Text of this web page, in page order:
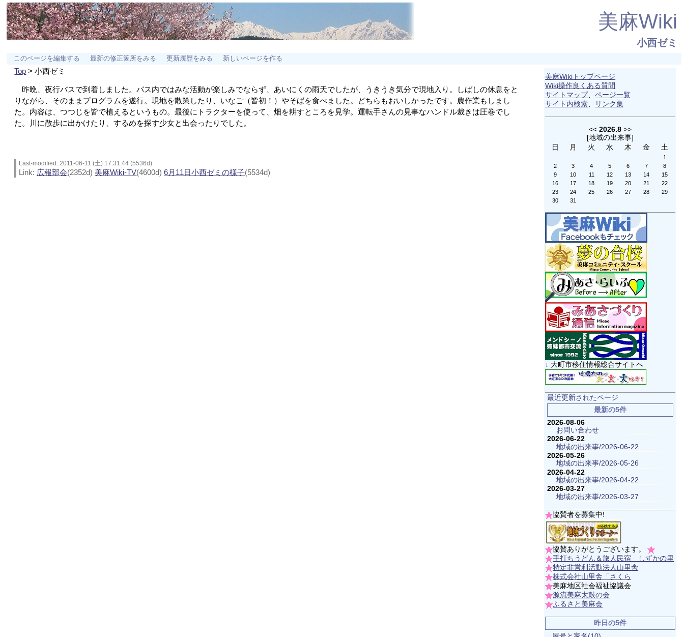
美麻Wiki
小西ゼミ
このページを編集する 最新の修正箇所をみる 更新履歴をみる 新しいページを作る
Top > 小西ゼミ
昨晩、夜行バスで到着しました。バス内ではみな活動が楽しみでならず、あいにくの雨天でしたが、うきうき気分で現地入り。しばしの休息をと
りながら、そのままプログラムを遂行。現地を散策したり、いなご（皆初！）やそばを食べました。どちらもおいしかったです。農作業もしまし
た。内容は、つつじを皆で植えるというもの。最後にトラクターを使って、畑を耕すところを見学。運転手さんの見事なハンドル裁きは圧巻でし
た。川に散歩に出かけたり、するめを探す少女と出会ったりでした。
Last-modified: 2011-06-11 (土) 17:31:44 (5536d)
Link: 広報部会(2352d) 美麻Wiki-TV(4600d)6月11日小西ゼミの様子(5534d)
美麻Wikiトップページ
Wiki操作良くある質問
サイトマップ、ページ一覧
サイト内検索、 リンク集
<< 2026.8 >>
[地域の出来事]
日
月 火 水 木 金 土
1
2
3 4 5 6 7
8
9
10 11 12 13 14
15
16
17 18 19 20 21
22
23
24 25 26 27 28
29
30
31
↓ 大町市移住情報総合サイトへ
最近更新されたページ
最新の5件
2026-08-06
お問い合わせ
2026-06-22
地域の出来事/2026-06-22
2026-05-26
地域の出来事/2026-05-26
2026-04-22
地域の出来事/2026-04-22
2026-03-27
地域の出来事/2026-03-27
協賛者を募集中!
協賛ありがとうございます。
手打ちうどん＆旅人民宿 しずかの里
特定非営利活動法人山里舎
株式会社山里舎「さくら
美麻地区社会福祉協議会
源流美麻太鼓の会
ふるさと美麻会
昨日の5件